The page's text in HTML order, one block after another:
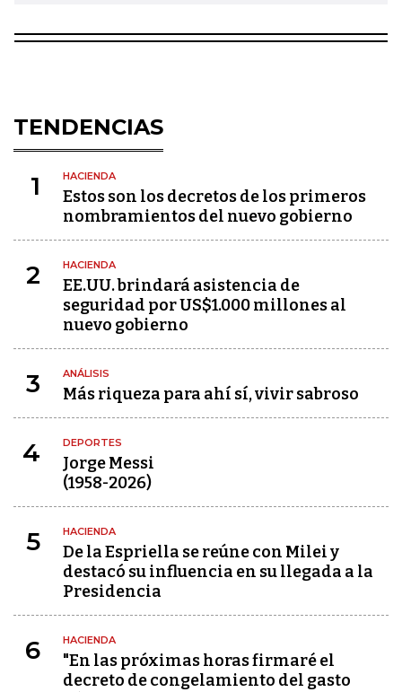
TENDENCIAS
1 HACIENDA
Estos son los decretos de los primeros
nombramientos del nuevo gobierno
2 HACIENDA
EE.UU. brindará asistencia de
seguridad por US$1.000 millones al
nuevo gobierno
3 ANÁLISIS
Más riqueza para ahí sí, vivir sabroso
4 DEPORTES
Jorge Messi
(1958-2026)
5 HACIENDA
De la Espriella se reúne con Milei y
destacó su influencia en su llegada a la
Presidencia
6 HACIENDA
"En las próximas horas firmaré el
decreto de congelamiento del gasto